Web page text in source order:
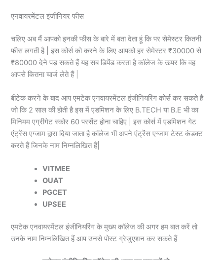
एनवायरमेंटल इंजीनियर फीस
चलिए अब मैं आपको इनकी फीस के बारे में बता देता हूं कि पर सेमेस्टर कितनी
फीस लगती है | इस कोर्स को करने के लिए आपको हर सेमेस्टर ₹30000 से
₹80000 देने पड़ सकते हैं यह सब डिपेंड करता है कॉलेज के ऊपर कि वह
आपसे कितना चार्ज लेते हैं |
बीटेक करने के बाद आप एमटेक एनवायरमेंटल इंजीनियरिंग कोर्स कर सकते हैं
जो कि 2 साल की होती है इस में एडमिशन के लिए B.TECH या B.E भी का
मिनिमम एग्रीगेट स्कोर 60 परसेंट होना चाहिए | इस कोर्स में एडमिशन गेट
एंट्रेंस एग्जाम द्वारा दिया जाता है कॉलेज भी अपने एंट्रेंस एग्जाम टेस्ट कंडक्ट
करते हैं जिनके नाम निम्नलिखित हैं|
VITMEE
OUAT
PGCET
UPSEE
एमटेक एनवायरमेंटल इंजीनियरिंग के मुख्य कॉलेज की अगर हम बात करें तो
उनके नाम निम्नलिखित हैं आप उनसे पोस्ट ग्रेजुएशन कर सकते हैं